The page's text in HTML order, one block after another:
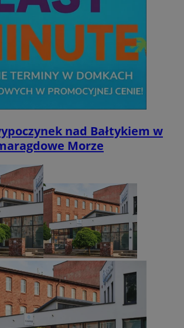
nad Bałtykiem w
Morze